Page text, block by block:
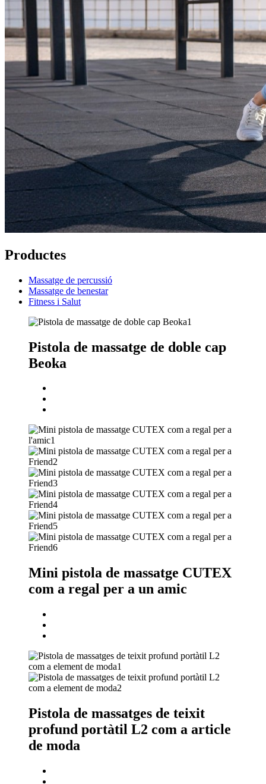
Productes
Massatge de percussió
Massatge de benestar
Fitness i Salut
Pistola de massatge de doble cap
Beoka
Mini pistola de massatge CUTEX
com a regal per a un amic
Pistola de massatges de teixit
profund portàtil L2 com a article
de moda